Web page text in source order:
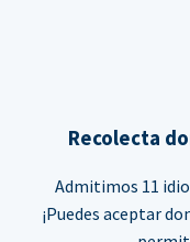
Recolecta
Admitimos 11
¡Puedes aceptar